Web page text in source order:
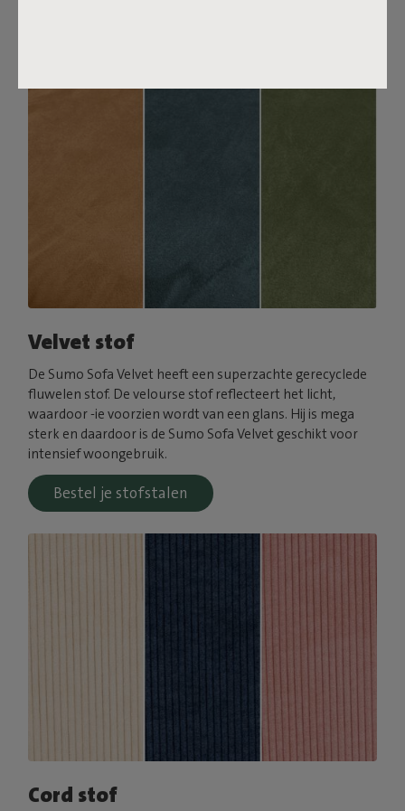
Velvet stof
De Sumo Sofa Velvet heeft een superzachte gerecyclede
fluwelen stof. De velourse stof reflecteert het licht,
waardoor -ie voorzien wordt van een glans. Hij is mega
sterk en daardoor is de Sumo Sofa Velvet geschikt voor
intensief woongebruik.
Bestel je stofstalen
Cord stof